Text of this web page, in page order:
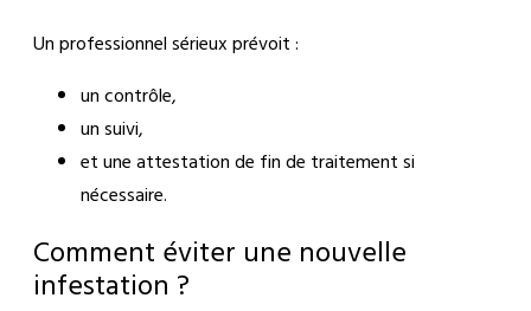
Un professionnel sérieux prévoit :
un contrôle,
un suivi,
et une attestation de fin de traitement si
nécessaire.
Comment éviter une nouvelle
infestation ?